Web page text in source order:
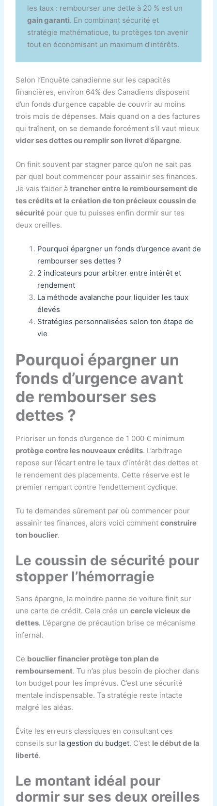
les taux : rembourser une dette à 20 % est un
gain garanti. En combinant sécurité et
stratégie mathématique, tu protèges ton avenir
tout en économisant un maximum d’intérêts.
Selon l’Enquête canadienne sur les capacités
financières, environ 64% des Canadiens disposent
d’un fonds d’urgence capable de couvrir au moins
trois mois de dépenses. Mais quand on a des factures
qui traînent, on se demande forcément s’il vaut mieux
vider ses dettes ou remplir son livret d’épargne.
On finit souvent par stagner parce qu’on ne sait pas
par quel bout commencer pour assainir ses finances.
Je vais t’aider àtrancher entre le remboursement de
tes crédits et la création de ton précieux coussin de
sécurité pour que tu puisses enfin dormir sur tes
deux oreilles.
Pourquoi épargner un fonds d’urgence avant de
rembourser ses dettes ?
2 indicateurs pour arbitrer entre intérêt et
rendement
La méthode avalanche pour liquider les taux
élevés
Stratégies personnalisées selon ton étape de
vie
Pourquoi épargner un
fonds d’urgence avant
de rembourser ses
dettes ?
Prioriser un fonds d’urgence de 1 000 € minimum
protège contre les nouveaux crédits. L’arbitrage
repose sur l’écart entre le taux d’intérêt des dettes et
le rendement des placements. Cette réserve est le
premier rempart contre l’endettement cyclique.
Tu te demandes sûrement par où commencer pour
assainir tes finances, alors voici commentconstruire
ton bouclier.
Le coussin de sécurité pour
stopper l’hémorragie
Sans épargne, la moindre panne de voiture finit sur
une carte de crédit. Cela crée uncercle vicieux de
dettes. L’épargne de précaution brise ce mécanisme
infernal.
Ce bouclier financier protège ton plan de
remboursement. Tu n’as plus besoin de piocher dans
ton budget pour les imprévus. C’est une sécurité
mentale indispensable. Ta stratégie reste intacte
malgré les aléas.
Évite les erreurs classiques en consultant ces
conseils sur la gestion du budget. C’est le début de la
liberté.
Le montant idéal pour
dormir sur ses deux oreilles